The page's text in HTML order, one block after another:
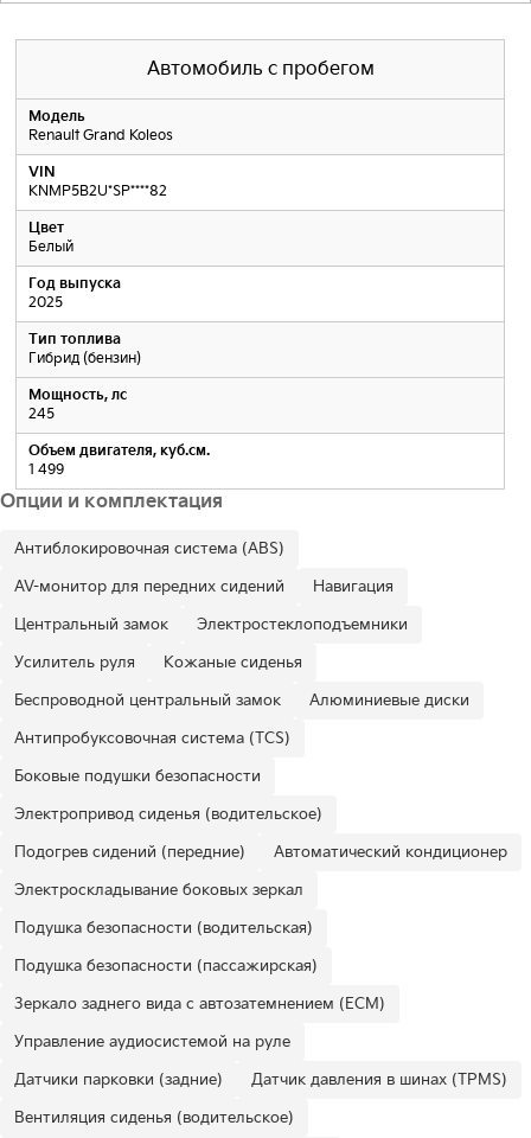
Автомобиль с пробегом
Модель
Renault Grand Koleos
VIN
KNMP5B2U*SP****82
Цвет
Белый
Год выпуска
2025
Тип топлива
Гибрид (бензин)
Мощность, лс
245
Объем двигателя, куб.см.
1 499
Опции и комплектация
Антиблокировочная система (ABS)
AV-монитор для передних сидений
Навигация
Центральный замок
Электростеклоподъемники
Усилитель руля
Кожаные сиденья
Беспроводной центральный замок
Алюминиевые диски
Антипробуксовочная система (TCS)
Боковые подушки безопасности
Электропривод сиденья (водительское)
Подогрев сидений (передние)
Автоматический кондиционер
Электроскладывание боковых зеркал
Подушка безопасности (водительская)
Подушка безопасности (пассажирская)
Зеркало заднего вида с автозатемнением (ECM)
Управление аудиосистемой на руле
Датчики парковки (задние)
Датчик давления в шинах (TPMS)
Вентиляция сиденья (водительское)